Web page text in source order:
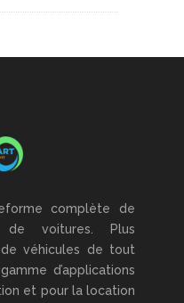
complète de
voitures. Plus
véhicules de tout
d’applications
et pour la location